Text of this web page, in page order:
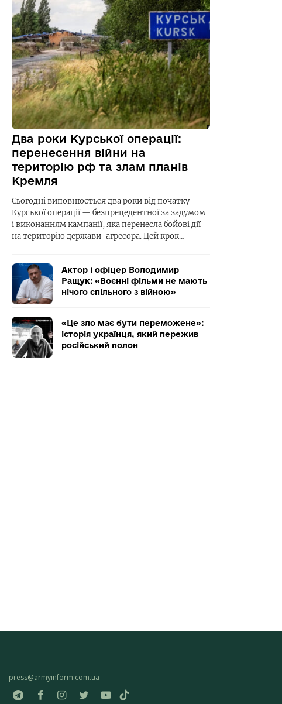
Два роки Курської операції:
перенесення війни на
територію рф та злам планів
Кремля
Сьогодні виповнюється два роки від початку
Курської операції — безпрецедентної за задумом
і виконанням кампанії, яка перенесла бойові дії
на територію держави-агресора. Цей крок…
Актор і офіцер Володимир
Ращук: «Воєнні фільми не мають
нічого спільного з війною»
«Це зло має бути переможене»:
історія українця, який пережив
російський полон
press@armyinform.com.ua